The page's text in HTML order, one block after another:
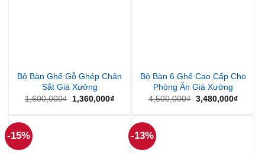
Bộ Bàn Ghế Gỗ Ghép Chân
Sắt Giá Xưởng
1,600,000₫
Giá
là:
1,360,000₫Giá
tại
1,360,000₫.
Bộ Bàn 6 Ghế Cao Cấp Cho
Phòng Ăn Giá Xưởng
4,500,000₫ Giá
là:
3,480,000₫Giá
tại
-15% -13%